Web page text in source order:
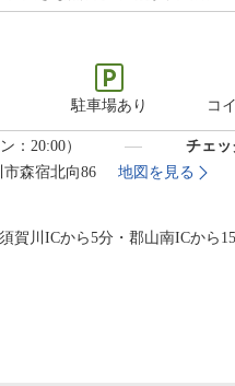
駐車場あり コ
：20:00） チェッ
市森宿北向86
地図を見る
賀川ICから5分・郡山南ICか